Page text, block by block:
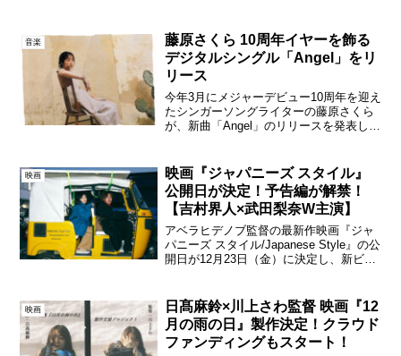
めでたい人』が、2024年3月1日(金)よ
り...
音楽
藤原さくら 10周年イヤーを飾る
デジタルシングル「Angel」をリ
リース
今年3月にメジャーデビュー10周年を迎え
たシンガーソングライターの藤原さくら
が、新曲「Angel」のリリースを発表し
「Angel」は、前作アルバム『wood
mood...
映画
映画『ジャパニーズ スタイル』
公開日が決定！予告編が解禁！
【吉村界人×武田梨奈W主演】
アベラヒデノブ監督の最新作映画『ジャ
パニーズ スタイル/Japanese Style』の公
開日が12月23日（金）に決定し、新ビジ
Style』新しいビジュアル...
映画
日髙麻鈴×川上さわ監督 映画『12
月の雨の日』製作決定！クラウド
ファンディングもスタート！